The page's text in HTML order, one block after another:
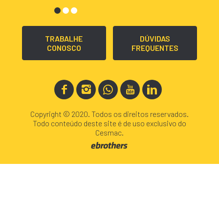
TRABALHE
CONOSCO
DÚVIDAS
FREQUENTES
Copyright © 2020. Todos os direitos reservados.
Todo conteúdo deste site é de uso exclusivo do
Cesmac.